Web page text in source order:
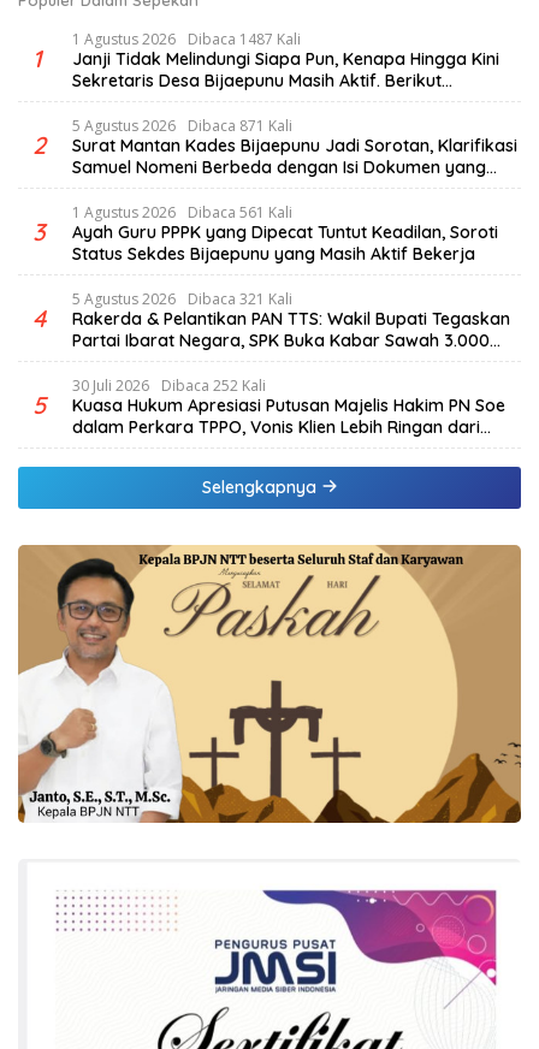
1
1 Agustus 2026 Dibaca 1487 Kali
Janji Tidak Melindungi Siapa Pun, Kenapa Hingga Kini
Sekretaris Desa Bijaepunu Masih Aktif. Berikut
penjelasan Ketua Komisi I DPRD TTS.
2
5 Agustus 2026 Dibaca 871 Kali
Surat Mantan Kades Bijaepunu Jadi Sorotan, Klarifikasi
Samuel Nomeni Berbeda dengan Isi Dokumen yang
Beredar
3
1 Agustus 2026 Dibaca 561 Kali
Ayah Guru PPPK yang Dipecat Tuntut Keadilan, Soroti
Status Sekdes Bijaepunu yang Masih Aktif Bekerja
4
5 Agustus 2026 Dibaca 321 Kali
Rakerda & Pelantikan PAN TTS: Wakil Bupati Tegaskan
Partai Ibarat Negara, SPK Buka Kabar Sawah 3.000
Hektar & Larangan Politik Uang
5
30 Juli 2026 Dibaca 252 Kali
Kuasa Hukum Apresiasi Putusan Majelis Hakim PN Soe
dalam Perkara TPPO, Vonis Klien Lebih Ringan dari
Tuntutan JPU
Selengkapnya